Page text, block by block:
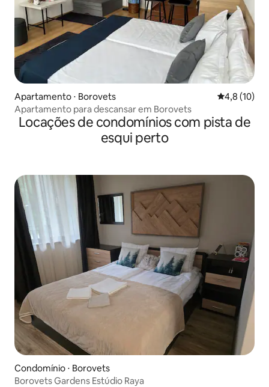
Apartamento ⋅ Borovets 4,8 de uma
4,8 (10)
Apartamento para descansar em Borovets
Locações de condomínios com pista de
esqui perto
Condomínio ⋅ Borovets
Borovets Gardens Estúdio Raya